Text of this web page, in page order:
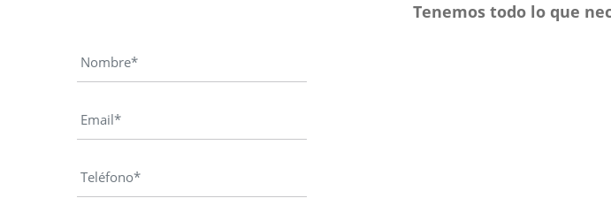
Tenemos todo lo que